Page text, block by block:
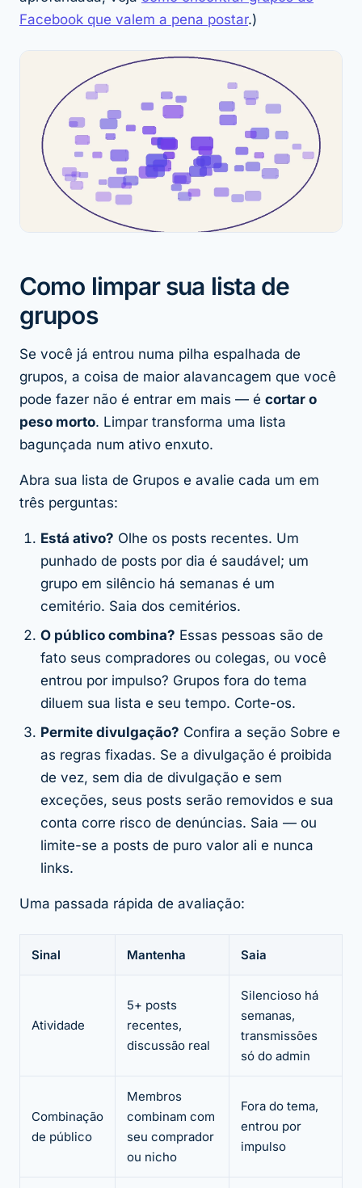
Facebook que valem a pena postar.)
Como limpar sua lista de
grupos
Se você já entrou numa pilha espalhada de
grupos, a coisa de maior alavancagem que você
pode fazer não é entrar em mais — é cortar o
peso morto. Limpar transforma uma lista
bagunçada num ativo enxuto.
Abra sua lista de Grupos e avalie cada um em
três perguntas:
Está ativo? Olhe os posts recentes. Um
punhado de posts por dia é saudável; um
grupo em silêncio há semanas é um
cemitério. Saia dos cemitérios.
O público combina? Essas pessoas são de
fato seus compradores ou colegas, ou você
entrou por impulso? Grupos fora do tema
diluem sua lista e seu tempo. Corte-os.
Permite divulgação? Confira a seção Sobre e
as regras fixadas. Se a divulgação é proibida
de vez, sem dia de divulgação e sem
exceções, seus posts serão removidos e sua
conta corre risco de denúncias. Saia — ou
limite-se a posts de puro valor ali e nunca
links.
Uma passada rápida de avaliação:
Sinal Mantenha Saia
Atividade
5+ posts
recentes,
discussão real
Silencioso há
semanas,
transmissões
só do admin
Combinação
de público
Membros
combinam com
seu comprador
ou nicho
Fora do tema,
entrou por
impulso